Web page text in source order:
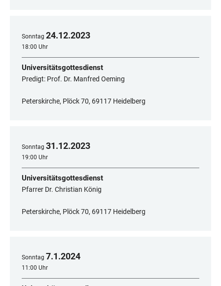
Sonntag 24.12.2023
18:00 Uhr
Universitätsgottesdienst
Predigt: Prof. Dr. Manfred Oeming
Peterskirche, Plöck 70, 69117 Heidelberg
Sonntag 31.12.2023
19:00 Uhr
Universitätsgottesdienst
Pfarrer Dr. Christian König
Peterskirche, Plöck 70, 69117 Heidelberg
Sonntag 7.1.2024
11:00 Uhr